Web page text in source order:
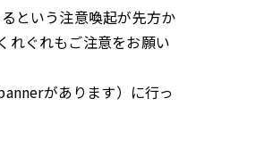
という注意喚起が先方か
れぐれもご注意をお願い
があります）に行っ